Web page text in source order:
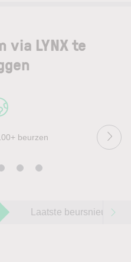
via LYNX te
beurzen
Laatste beursnieuws